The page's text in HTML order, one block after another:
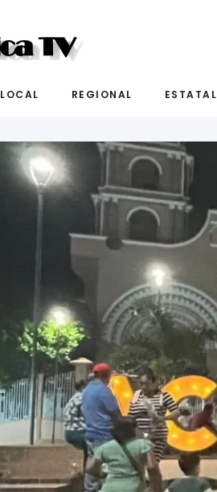
LOCAL REGIONAL ESTATAL